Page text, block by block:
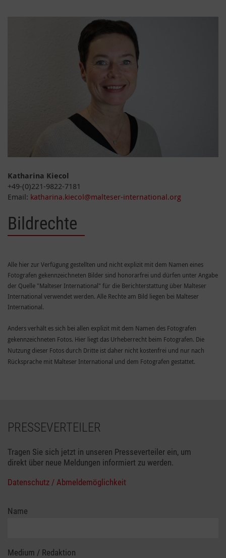
Katharina Kiecol
+49-(0)221-9822-7181
Email: katharina.kiecol@malteser-international.org
Bildrechte
Alle hier zur Verfügung gestellten und nicht explizit mit dem Namen eines
Fotografen gekennzeichneten Bilder sind honorarfrei und dürfen unter Angabe
der Quelle "Malteser International" für die Berichterstattung über Malteser
International verwendet werden. Alle Rechte am Bild liegen bei Malteser
International.
Anders verhält es sich bei allen explizit mit dem Namen des Fotografen
gekennzeichneten Fotos. Hier liegt das Urheberrecht beim Fotografen. Die
Nutzung dieser Fotos durch Dritte ist daher nicht kostenfrei und nur nach
Rücksprache mit Malteser International und dem Fotografen gestattet.
PRESSEVERTEILER
Tragen Sie sich jetzt in unseren Presseverteiler ein, um
direkt über neue Meldungen informiert zu werden.
Datenschutz / Abmeldemöglichkeit
Name
Medium / Redaktion